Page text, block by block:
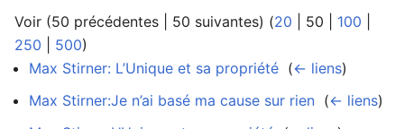
Voir (50 précédentes 50 suivantes) (20 50 100
250
500)
Max Stirner: L’Unique et sa propriété (← liens)
Max Stirner:Je n’ai basé ma cause sur rien (← liens)